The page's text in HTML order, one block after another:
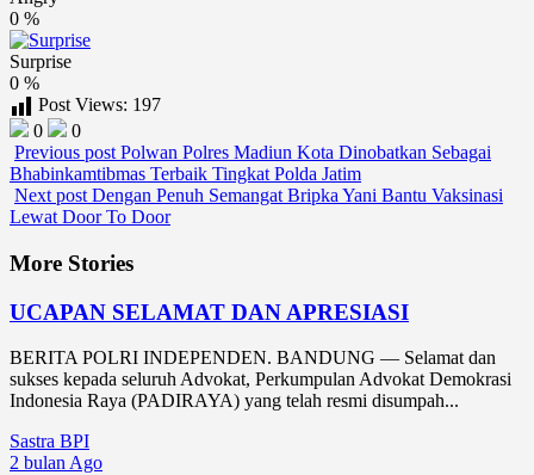
0 %
Surprise
0 %
Post Views: 197
0
0
Previous post Polwan Polres Madiun Kota Dinobatkan Sebagai
Bhabinkamtibmas Terbaik Tingkat Polda Jatim
Next post Dengan Penuh Semangat Bripka Yani Bantu Vaksinasi
Lewat Door To Door
More Stories
UCAPAN SELAMAT DAN APRESIASI
BERITA POLRI INDEPENDEN. BANDUNG — Selamat dan
sukses kepada seluruh Advokat, Perkumpulan Advokat Demokrasi
Indonesia Raya (PADIRAYA) yang telah resmi disumpah...
Sastra BPI
2 bulan Ago